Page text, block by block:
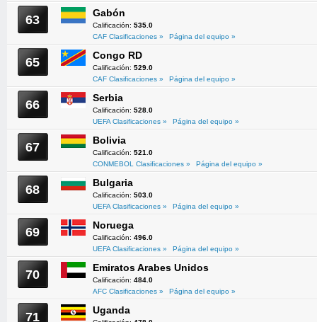
63 Gabón
Calificación: 535.0
CAF Clasificaciones »
Página del equipo »
65 Congo RD
Calificación: 529.0
CAF Clasificaciones »
Página del equipo »
66 Serbia
Calificación: 528.0
UEFA Clasificaciones »
Página del equipo »
67 Bolivia
Calificación: 521.0
CONMEBOL Clasificaciones »
Página del equipo »
68 Bulgaria
Calificación: 503.0
UEFA Clasificaciones »
Página del equipo »
69 Noruega
Calificación: 496.0
UEFA Clasificaciones »
Página del equipo »
70 Emiratos Arabes Unidos
Calificación: 484.0
AFC Clasificaciones »
Página del equipo »
71 Uganda